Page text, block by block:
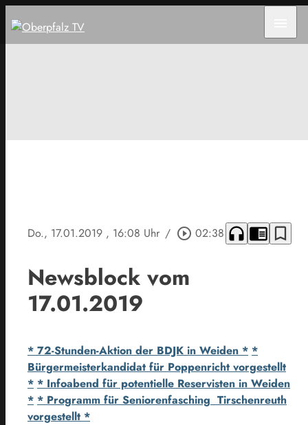
Do., 17.01.2019 , 16:08 Uhr / play_circle_outline 02:38 headphones chrome_reader_mode bookmark_border
Newsblock vom
17.01.2019
* 72-Stunden-Aktion der BDJK in Weiden * *
Bürgermeisterkandidat für Poppenricht vorgestellt
* * Infoabend für potentielle Reservisten in Weiden
* * Programm für Seniorenfasching Tirschenreuth
vorgestellt *